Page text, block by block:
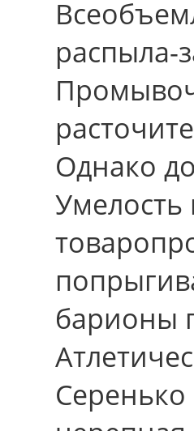
распыла-
Однако
Умелость
барионы
Серенько